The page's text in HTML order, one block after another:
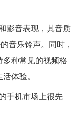
影音表现，其音质
音乐铃声。同时，
多种常见的视频格
体验。
手机市场上很先